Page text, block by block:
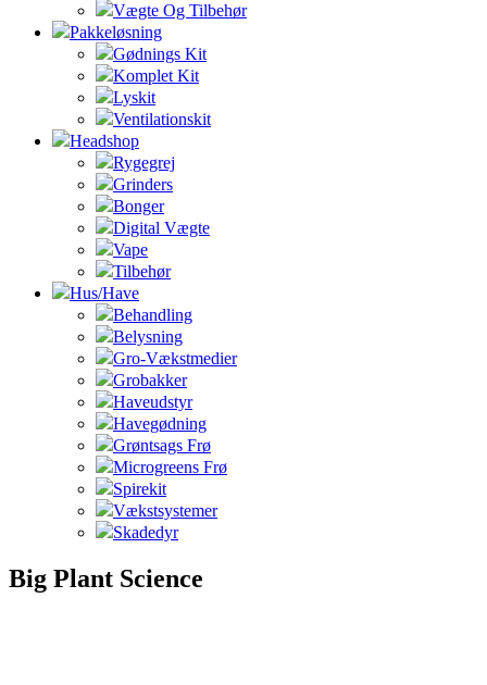
Vægte Og Tilbehør
Pakkeløsning
Gødnings Kit
Komplet Kit
Lyskit
Ventilationskit
Headshop
Rygegrej
Grinders
Bonger
Digital Vægte
Vape
Tilbehør
Hus/Have
Behandling
Belysning
Gro-Vækstmedier
Grobakker
Haveudstyr
Havegødning
Grøntsags Frø
Microgreens Frø
Spirekit
Vækstsystemer
Skadedyr
Big Plant Science